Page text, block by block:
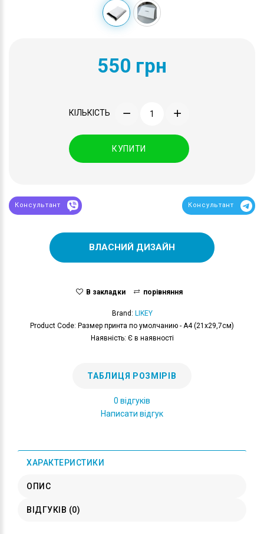
550 грн
КІЛЬКІСТЬ
КУПИТИ
Консультант Консультант
ВЛАСНИЙ ДИЗАЙН
В закладки порівняння
Brand: LIKEY
Product Code: Размер принта по умолчанию - А4 (21x29,7см)
Наявність: Є в наявності
ТАБЛИЦЯ РОЗМІРІВ
0 відгуків
Написати відгук
ХАРАКТЕРИСТИКИ
ОПИС
ВІДГУКІВ (0)